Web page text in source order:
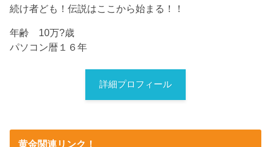
続け者ども！伝説はここから始まる！！
年齢 10万?歳
パソコン暦１６年
詳細プロフィール
黄金関連リンク！